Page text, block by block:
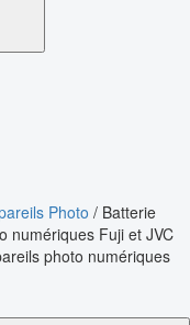
Photo / Batterie
numériques Fuji et JVC